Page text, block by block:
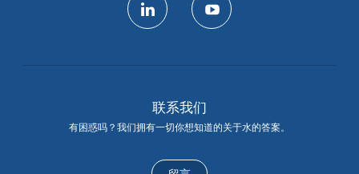
联系我们
有困惑吗？我们拥有一切你想知道的关于水的答案。